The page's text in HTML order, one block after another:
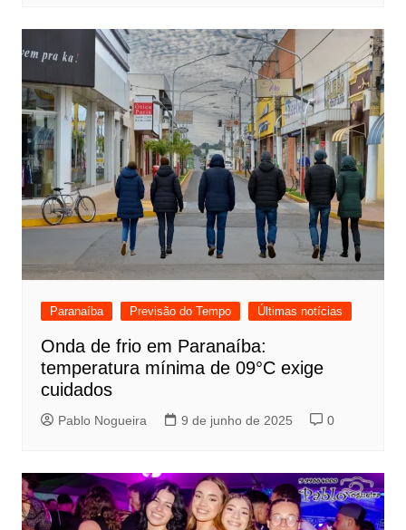
Paranaíba Previsão do Tempo Últimas notícias
Onda de frio em Paranaíba:
temperatura mínima de 09°C exige
cuidados
Pablo Nogueira 9 de junho de 2025 0